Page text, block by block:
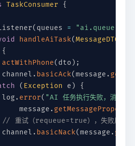
TaskConsumer {
( queues = "ai.queue"
handleAiTask(MessageDTO
{
actWithPhone( dto ) ;
. basicAck(message .
( Exception e )
{
log
. error( "AI 任务执行失败，消息
message
.
// 重试（requeue=true），失败后进入
. basicNack(message .